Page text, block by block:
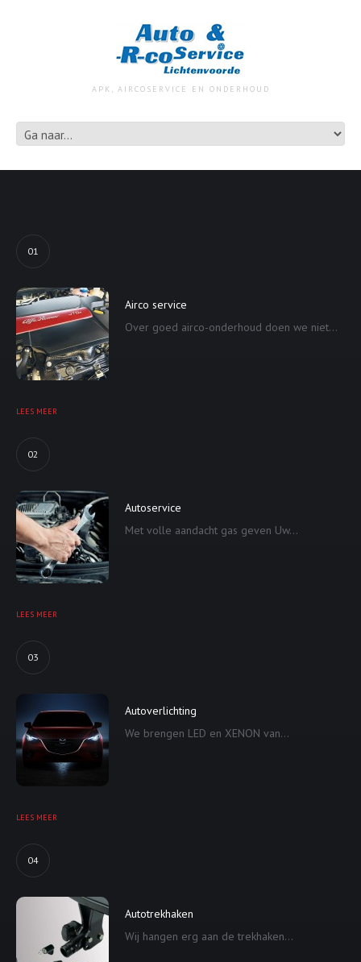
APK, AIRCOSERVICE EN ONDERHOUD
01
Airco service
Over goed airco-onderhoud doen we niet...
LEES MEER
02
Autoservice
Met volle aandacht gas geven Uw...
LEES MEER
03
Autoverlichting
We brengen LED en XENON van...
LEES MEER
04
Autotrekhaken
Wij hangen erg aan de trekhaken...